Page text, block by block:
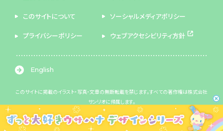
このサイトについて ソーシャルメディアポリシー
プライバシーポリシー ウェブアクセシビリティ方針
English
このサイトに掲載のイラスト・写真・文章の無断転載を禁じます。すべての著作権は株式会社
サンリオに帰属します。
© 2026 SANRIO CO., LTD. 著作 株式会社サンリオ